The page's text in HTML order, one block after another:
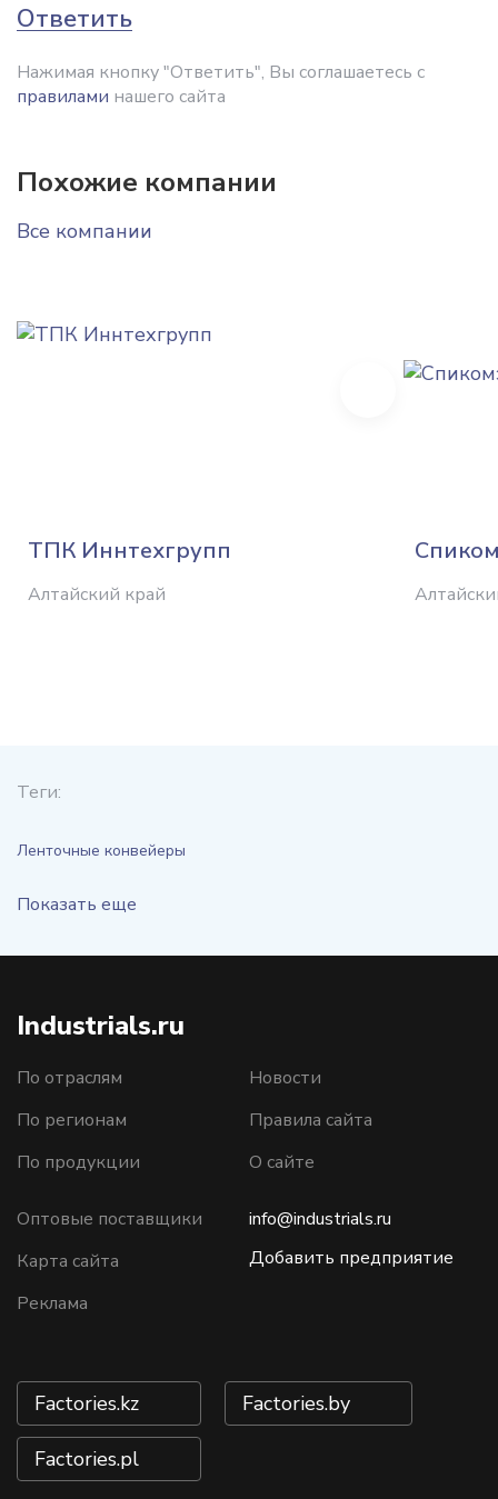
Ответить
Нажимая кнопку "Ответить", Вы соглашаетесь с
правилами нашего сайта
Похожие компании
Все компании
ТПК Иннтехгрупп
Алтайский край
Теги:
Ленточные конвейеры
Показать еще
Industrials.ru
По отраслям
По регионам
По продукции
Новости
Правила сайта
О сайте
Оптовые поставщики
Карта сайта
Реклама
info@industrials.ru
Добавить предприятие
Factories.kz Factories.by
Factories.pl